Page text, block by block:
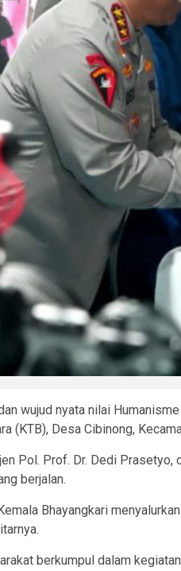
wujud nyata nilai
(KTB), Desa Cibinong,
Pol. Prof. Dr. Dedi
berjalan.
Bhayangkari
berkumpul dalam